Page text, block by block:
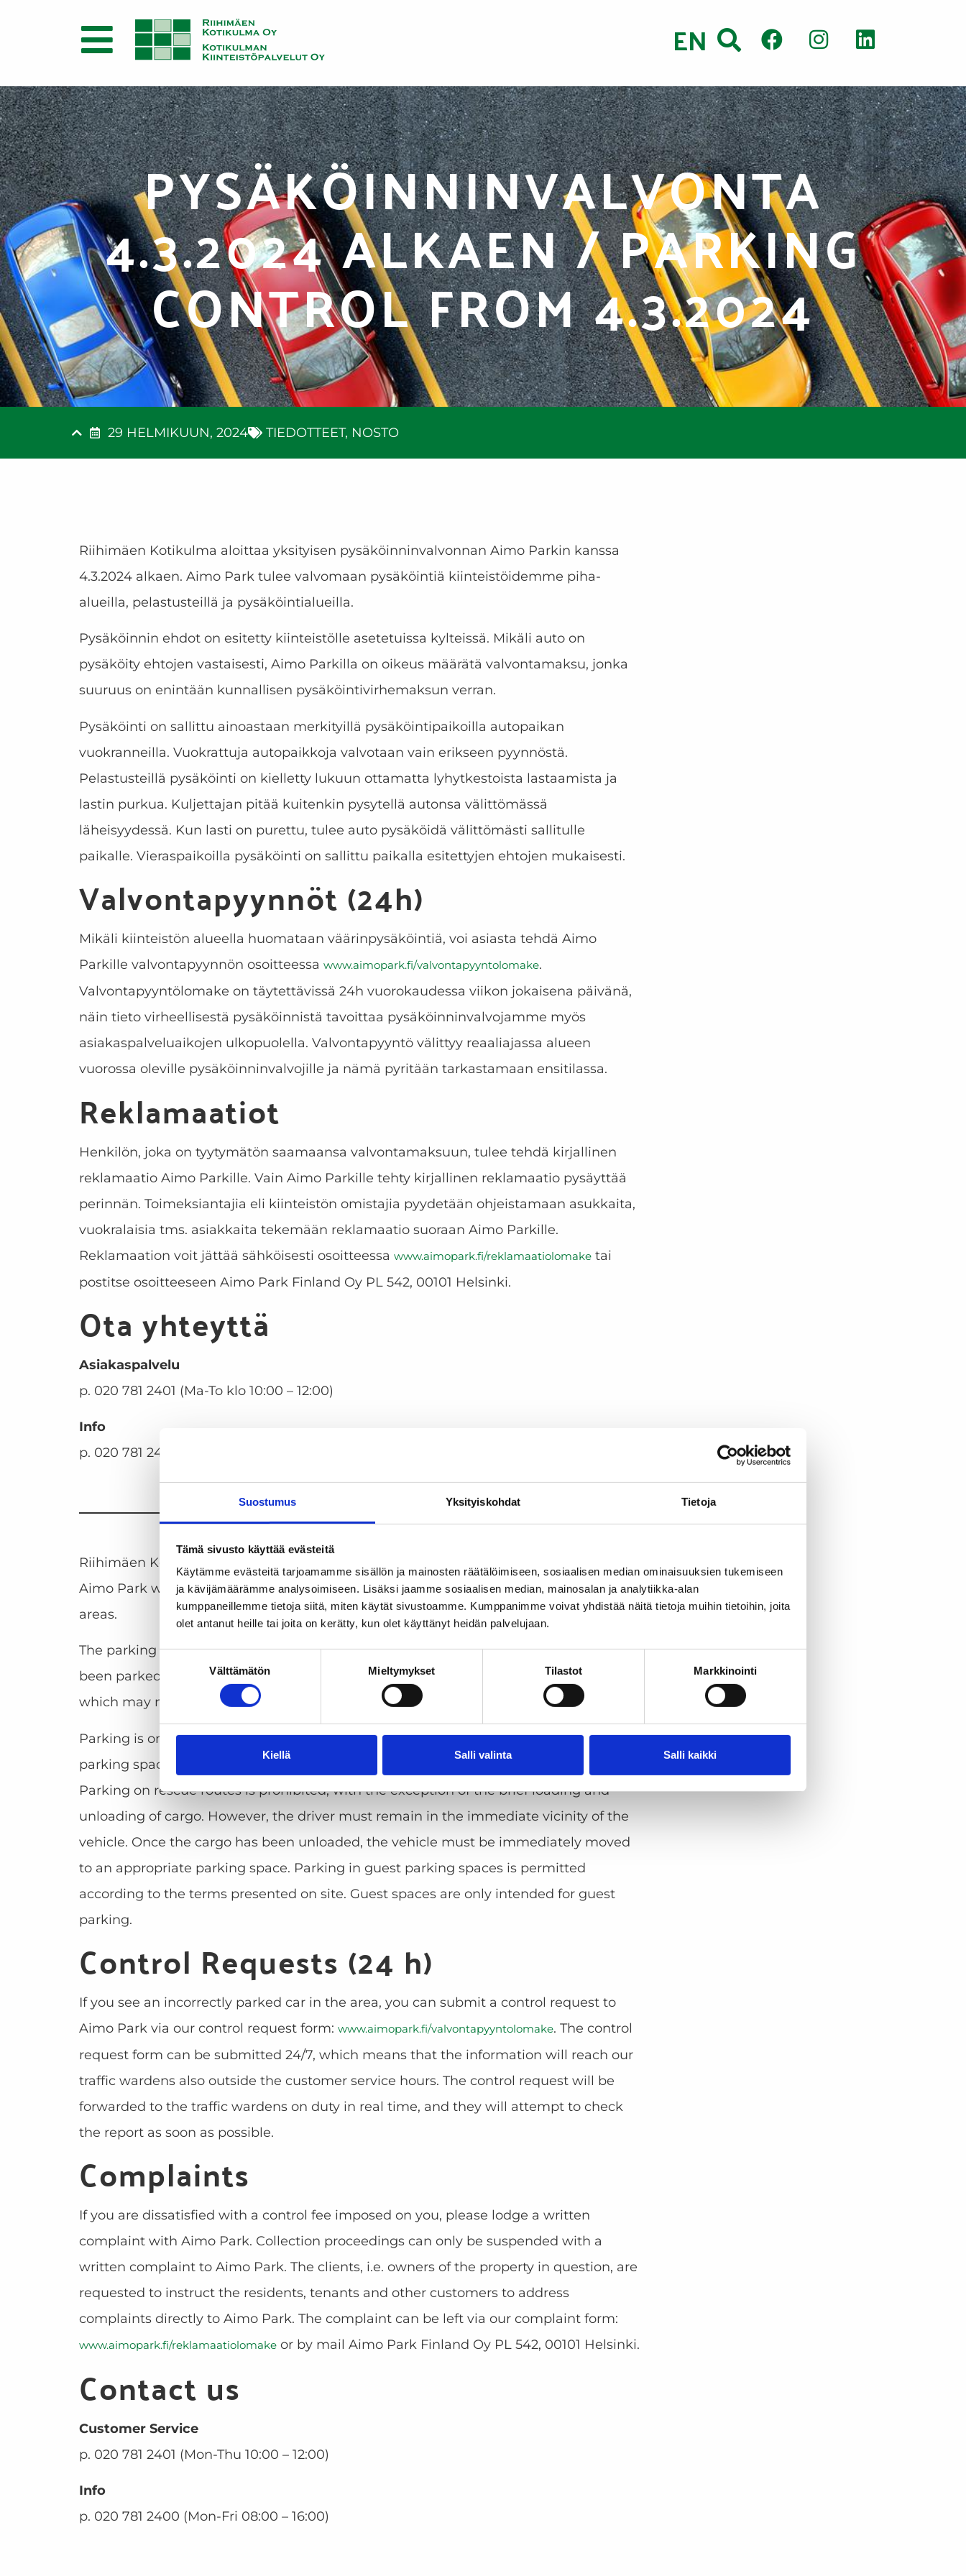
Suostumus Yksityiskohdat Tietoja
Tämä sivusto käyttää evästeitä
Käytämme evästeitä tarjoamamme sisällön ja mainosten räätälöimiseen, sosiaalisen median ominaisuuksien tukemiseen
ja kävijämäärämme analysoimiseen. Lisäksi jaamme sosiaalisen median, mainosalan ja analytiikka-alan
kumppaneillemme tietoja siitä, miten käytät sivustoamme. Kumppanimme voivat yhdistää näitä tietoja muihin tietoihin, joita
olet antanut heille tai joita on kerätty, kun olet käyttänyt heidän palvelujaan.
valinta
Välttämätön Mieltymykset Tilastot Markkinointi
Kiellä Salli valinta Salli kaikki
EN
PYSÄKÖINNINVALVONTA
4.3.2024 ALKAEN / PARKING
CONTROL FROM 4.3.2024
29 HELMIKUUN, 2024 TIEDOTTEET, NOSTO
Riihimäen Kotikulma aloittaa yksityisen pysäköinninvalvonnan Aimo Parkin kanssa
4.3.2024 alkaen. Aimo Park tulee valvomaan pysäköintiä kiinteistöidemme piha-
alueilla, pelastusteillä ja pysäköintialueilla.
Pysäköinnin ehdot on esitetty kiinteistölle asetetuissa kylteissä. Mikäli auto on
pysäköity ehtojen vastaisesti, Aimo Parkilla on oikeus määrätä valvontamaksu, jonka
suuruus on enintään kunnallisen pysäköintivirhemaksun verran.
Pysäköinti on sallittu ainoastaan merkityillä pysäköintipaikoilla autopaikan
vuokranneilla. Vuokrattuja autopaikkoja valvotaan vain erikseen pyynnöstä.
Pelastusteillä pysäköinti on kielletty lukuun ottamatta lyhytkestoista lastaamista ja
lastin purkua. Kuljettajan pitää kuitenkin pysytellä autonsa välittömässä
läheisyydessä. Kun lasti on purettu, tulee auto pysäköidä välittömästi sallitulle
paikalle. Vieraspaikoilla pysäköinti on sallittu paikalla esitettyjen ehtojen mukaisesti.
Valvontapyynnöt (24h)
Mikäli kiinteistön alueella huomataan väärinpysäköintiä, voi asiasta tehdä Aimo
Parkille valvontapyynnön osoitteessa www.aimopark.fi/valvontapyyntolomake.
Valvontapyyntölomake on täytettävissä 24h vuorokaudessa viikon jokaisena päivänä,
näin tieto virheellisestä pysäköinnistä tavoittaa pysäköinninvalvojamme myös
asiakaspalveluaikojen ulkopuolella. Valvontapyyntö välittyy reaaliajassa alueen
vuorossa oleville pysäköinninvalvojille ja nämä pyritään tarkastamaan ensitilassa.
Reklamaatiot
Henkilön, joka on tyytymätön saamaansa valvontamaksuun, tulee tehdä kirjallinen
reklamaatio Aimo Parkille. Vain Aimo Parkille tehty kirjallinen reklamaatio pysäyttää
perinnän. Toimeksiantajia eli kiinteistön omistajia pyydetään ohjeistamaan asukkaita,
vuokralaisia tms. asiakkaita tekemään reklamaatio suoraan Aimo Parkille.
Reklamaation voit jättää sähköisesti osoitteessa www.aimopark.fi/reklamaatiolomake tai
postitse osoitteeseen Aimo Park Finland Oy PL 542, 00101 Helsinki.
Ota yhteyttä
Asiakaspalvelu
p. 020 781 2401 (Ma-To klo 10:00 – 12:00)
Info
p. 020 781 2400 (Ma-Pe klo 08:00 – 16:00)
Riihimäen Kotikulma to begin private parking control with Aimo Park from 4.3.2024.
Aimo Park will control parking in our properties yard areas, rescue routes and parking
areas.
The parking terms are presented in the signs designated for the property. If a car has
been parked in violation of the terms, Aimo Park has the right to impose a control fee,
which may not exceed the amount of the municipal parking fine.
Parking is only permitted in marked parking spaces by those who have leased a
parking space. Leased parking spaces are only controlled separately on request.
Parking on rescue routes is prohibited, with the exception of the brief loading and
unloading of cargo. However, the driver must remain in the immediate vicinity of the
vehicle. Once the cargo has been unloaded, the vehicle must be immediately moved
to an appropriate parking space. Parking in guest parking spaces is permitted
according to the terms presented on site. Guest spaces are only intended for guest
parking.
Control Requests (24 h)
If you see an incorrectly parked car in the area, you can submit a control request to
Aimo Park via our control request form: www.aimopark.fi/valvontapyyntolomake. The control
request form can be submitted 24/7, which means that the information will reach our
traffic wardens also outside the customer service hours. The control request will be
forwarded to the traffic wardens on duty in real time, and they will attempt to check
the report as soon as possible.
Complaints
If you are dissatisfied with a control fee imposed on you, please lodge a written
complaint with Aimo Park. Collection proceedings can only be suspended with a
written complaint to Aimo Park. The clients, i.e. owners of the property in question, are
requested to instruct the residents, tenants and other customers to address
complaints directly to Aimo Park. The complaint can be left via our complaint form:
www.aimopark.fi/reklamaatiolomake or by mail Aimo Park Finland Oy PL 542, 00101 Helsinki.
Contact us
Customer Service
p. 020 781 2401 (Mon-Thu 10:00 – 12:00)
Info
p. 020 781 2400 (Mon-Fri 08:00 – 16:00)